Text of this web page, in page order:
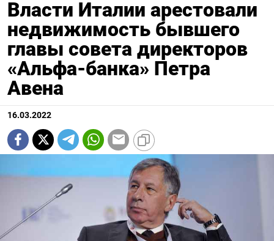
Власти Италии арестовали
недвижимость бывшего
главы совета директоров
«Альфа-банка» Петра
Авена
16.03.2022